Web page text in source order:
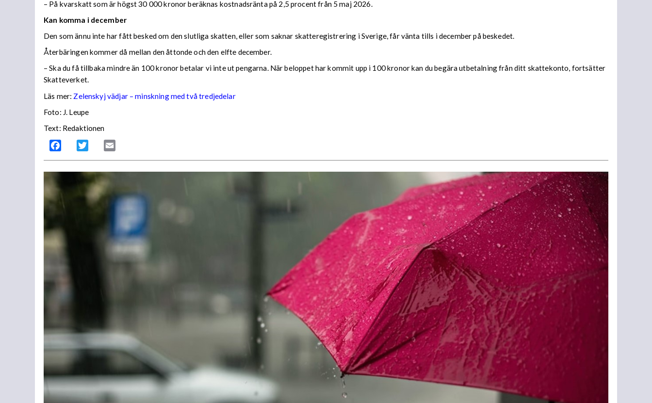
– På kvarskatt som är högst 30 000 kronor beräknas kostnadsränta på 2,5 procent från 5 maj 2026.
Kan komma i december
Den som ännu inte har fått besked om den slutliga skatten, eller som saknar skatteregistrering i Sverige, får vänta tills i december på beskedet.
Återbäringen kommer då mellan den åttonde och den elfte december.
– Ska du få tillbaka mindre än 100 kronor betalar vi inte ut pengarna. När beloppet har kommit upp i 100 kronor kan du begära utbetalning från ditt skattekonto, fortsätter
Skatteverket.
Läs mer: Zelenskyj vädjar – minskning med två tredjedelar
Foto: J. Leupe
Text: Redaktionen
Facebook Twitter